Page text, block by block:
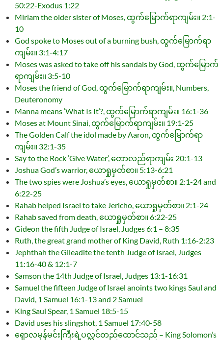
50:22-Exodus 1:22
Miriam the older sister of Moses, ထွက်မြောက်ရာကျမ်း။ 2:1-
10
God spoke to Moses out of a burning bush, ထွက်မြောက်ရာ
ကျမ်း။ 3:1-4:17
Moses was asked to take off his sandals by God, ထွက်မြောက်
ရာကျမ်း။ 3:5-10
Moses the friend of God, ထွက်မြောက်ရာကျမ်း။, Numbers,
Deuteronomy
Manna means ‘What Is It’?, ထွက်မြောက်ရာကျမ်း။ 16:1-36
Moses at Mount Sinai, ထွက်မြောက်ရာကျမ်း။ 19:1-25
The Golden Calf the idol made by Aaron, ထွက်မြောက်ရာ
ကျမ်း။ 32:1-35
Say to the Rock ‘Give Water’, တောလည်ရာကျမ်း 20:1-13
Joshua God’s warrior, ယောရှုမှတ်စာ။ 5:13-6:21
The two spies were Joshua’s eyes, ယောရှုမှတ်စာ။ 2:1-24 and
6:22-25
Rahab helped Israel to take Jericho, ယောရှုမှတ်စာ။ 2:1-24
Rahab saved from death, ယောရှုမှတ်စာ။ 6:22-25
Gideon the fifth Judge of Israel, Judges 6:1 – 8:35
Ruth, the great grand mother of King David, Ruth 1:16-2:23
Jephthah the Gileadite the tenth Judge of Israel, Judges
11:16-40 & 12:1-7
Samson the 14th Judge of Israel, Judges 13:1-16:31
Samuel the fifteen Judge of Israel anoints two kings Saul and
David, 1 Samuel 16:1-13 and 2 Samuel
King Saul Spear, 1 Samuel 18:5-15
David uses his slingshot, 1 Samuel 17:40-58
ရှောလမုန်မင်းကြီးရဲ့ပလ္လင်တည်ထောင်သည် – King Solomon’s